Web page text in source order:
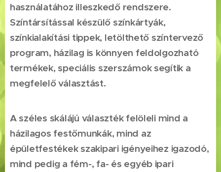
használatához illeszkedő rendszere.
Színtársítással készülő színkártyák,
színkialakítási tippek, letölthető színtervező
program, házilag is könnyen feldolgozható
termékek, speciális szerszámok segítik a
megfelelő választást.
A széles skálájú választék felöleli mind a
házilagos festőmunkák, mind az
épületfestékek szakipari igényeihez igazodó,
mind pedig a fém-, fa- és egyéb ipari